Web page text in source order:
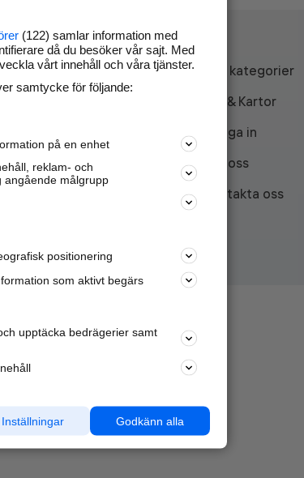
företaget på
kunder och
nära dig.
mer här
Alla kategorier
API & Kartor
Logga in
Om oss
Kontakta oss
(122) samlar information med
då du besöker vår sajt. Med
vårt innehåll och våra tjänster.
samtycke för följande:
på en enhet
reklam- och
angående målgrupp
positionering
som aktivt begärs
upptäcka bedrägerier samt
Godkänn alla
Inställningar